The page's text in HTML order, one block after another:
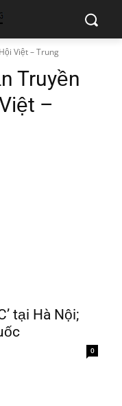
Việt – Trung
Truyền
–
tại Hà Nội;
0